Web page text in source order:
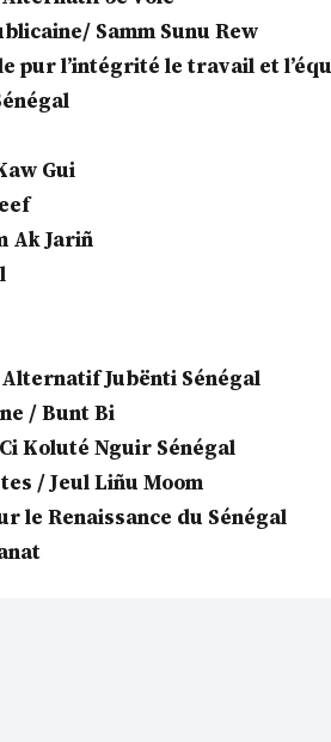
Samm Sunu Rew
pur l’intégrité le travail et
Gui
Ak Jariñ
Jubënti Sénégal
/ Bunt Bi
Koluté Nguir Sénégal
/ Jeul Liñu Moom
le Renaissance du Sénégal